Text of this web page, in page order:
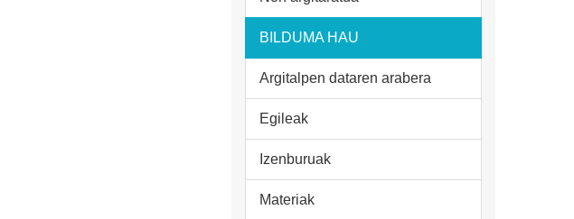
BILDUMA HAU
Argitalpen dataren arabera
Egileak
Izenburuak
Materiak